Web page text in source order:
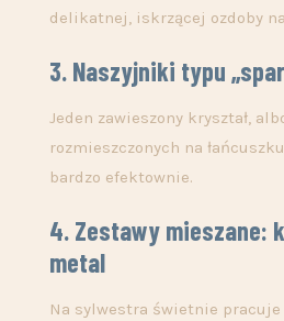
delikatnej, iskrzącej ozdoby
3. Naszyjniki typu
Jeden zawieszony kryształ,
rozmieszczonych na
bardzo efektownie.
4. Zestawy mieszane:
metal
Na sylwestra świetnie pracuje